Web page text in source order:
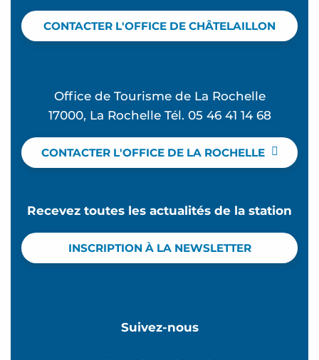
CONTACTER L'OFFICE DE CHÂTELAILLON
Office de Tourisme de La Rochelle
17000, La Rochelle Tél. 05 46 41 14 68
CONTACTER L'OFFICE DE LA ROCHELLE
Recevez toutes les actualités de la station
INSCRIPTION À LA NEWSLETTER
Suivez-nous